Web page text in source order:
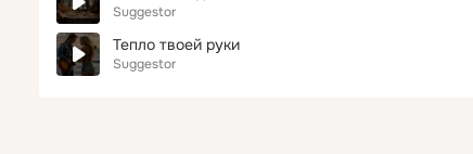
Suggestor
Тепло твоей руки
Suggestor